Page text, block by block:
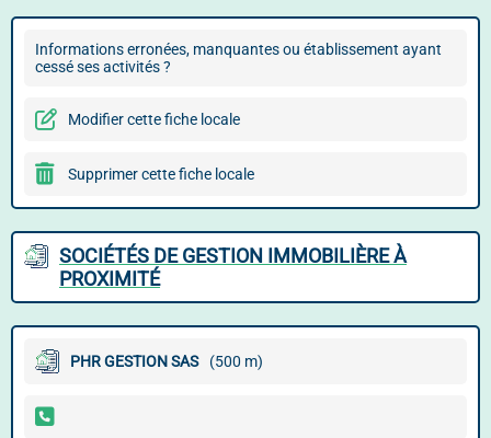
Informations erronées, manquantes ou établissement ayant
cessé ses activités ?
Modifier cette fiche locale
Supprimer cette fiche locale
SOCIÉTÉS DE GESTION IMMOBILIÈRE À
PROXIMITÉ
PHR GESTION SAS (500 m)